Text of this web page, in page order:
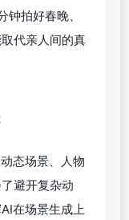
牌和制作团
差感展现品牌
用AI在广告中
赢尽民心；再
钟拍好春晚、
代亲人间的真